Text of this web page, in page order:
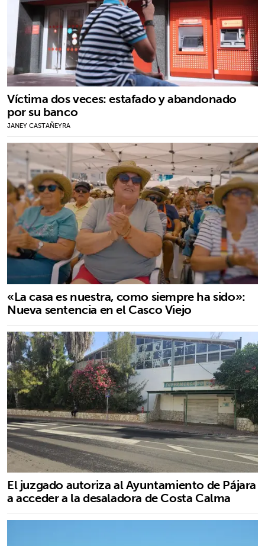
Víctima dos veces: estafado y abandonado
por su banco
JANEY CASTAÑEYRA
«La casa es nuestra, como siempre ha sido»:
Nueva sentencia en el Casco Viejo
El juzgado autoriza al Ayuntamiento de Pájara
a acceder a la desaladora de Costa Calma